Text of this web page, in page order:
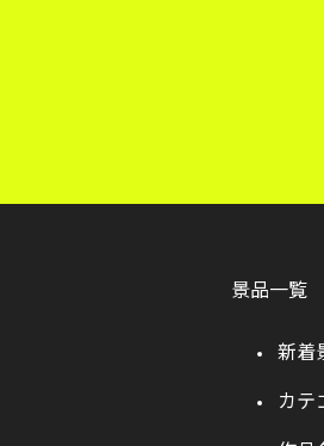
景品一覧
新着
カテ